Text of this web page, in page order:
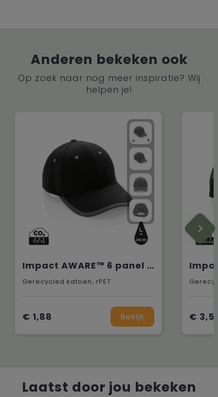
Anderen bekeken ook
Op zoek naar nog meer inspiratie? Wij
helpen je!
Impact AWARE™ 6 panel 280gr recycled katoen cap met bies
Gerecycled katoen, rPET
€ 1,88 Bekijk €
Laatst door jou bekeken